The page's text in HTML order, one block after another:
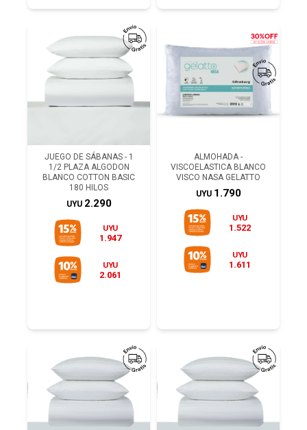
JUEGO DE SÁBANAS - 1
1/2 PLAZA ALGODON
BLANCO COTTON BASIC
180 HILOS
UYU 2.290
UYU
1.947
UYU
2.061
ALMOHADA -
VISCOELASTICA BLANCO
VISCO NASA GELATTO
UYU 1.790
UYU
1.522
UYU
1.611